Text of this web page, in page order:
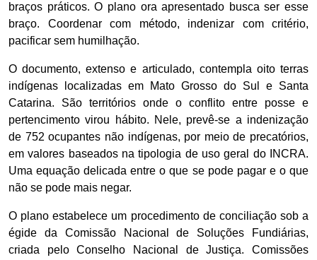
braços práticos. O plano ora apresentado busca ser esse
braço. Coordenar com método, indenizar com critério,
pacificar sem humilhação.
O documento, extenso e articulado, contempla oito terras
indígenas localizadas em Mato Grosso do Sul e Santa
Catarina. São territórios onde o conflito entre posse e
pertencimento virou hábito. Nele, prevê-se a indenização
de 752 ocupantes não indígenas, por meio de precatórios,
em valores baseados na tipologia de uso geral do INCRA.
Uma equação delicada entre o que se pode pagar e o que
não se pode mais negar.
O plano estabelece um procedimento de conciliação sob a
égide da Comissão Nacional de Soluções Fundiárias,
criada pelo Conselho Nacional de Justiça. Comissões